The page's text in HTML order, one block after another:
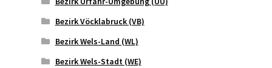
Bezirk Vöcklabruck (VB)
Bezirk Wels-Land (WL)
Bezirk Wels-Stadt (WE)